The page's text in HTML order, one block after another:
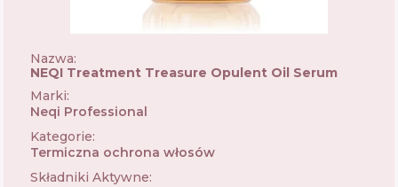
Nazwa:
NEQI Treatment Treasure Opulent Oil Serum
Marki:
Neqi Professional
Kategorie:
Termiczna ochrona włosów
Składniki Aktywne: